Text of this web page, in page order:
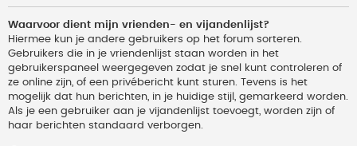
Waarvoor dient mijn vrienden- en vijandenlijst?
Hiermee kun je andere gebruikers op het forum sorteren.
Gebruikers die in je vriendenlijst staan worden in het
gebruikerspaneel weergegeven zodat je snel kunt controleren of
ze online zijn, of een privébericht kunt sturen. Tevens is het
mogelijk dat hun berichten, in je huidige stijl, gemarkeerd worden.
Als je een gebruiker aan je vijandenlijst toevoegt, worden zijn of
haar berichten standaard verborgen.